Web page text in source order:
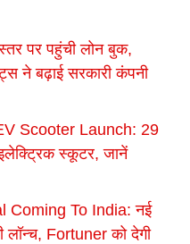
पर पहुंची लोन बुक,
ने बढ़ाई सरकारी कंपनी
Scooter Launch: 29
स्कूटर, जानें
Coming To India: नई
लॉन्च, Fortuner को देगी